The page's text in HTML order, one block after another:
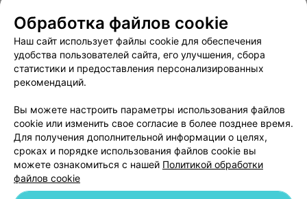
Медицинский маркетинг
Публичный договор
Пользовательское соглашение
Способы оплаты
Вакансии
Партнеры
Написать руководителю 103.by
Персональные настройки cookie
Обработка персональных данных
Обработка файлов cookie
Наш сайт использует файлы cookie для обеспечения
удобства пользователей сайта, его улучшения, сбора
статистики и предоставления персонализированных
рекомендаций.
Вы можете настроить параметры использования файлов
cookie или изменить свое согласие в более позднее время.
Для получения дополнительной информации о целях,
сроках и порядке использования файлов cookie вы
можете ознакомиться с нашей Политикой обработки
файлов cookie